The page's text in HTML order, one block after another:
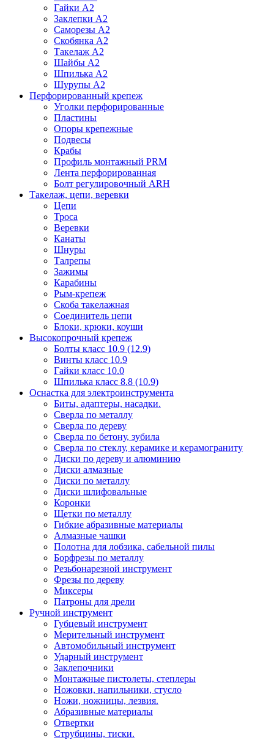
Гайки А2
Заклепки А2
Саморезы А2
Скобянка А2
Такелаж А2
Шайбы А2
Шпилька А2
Шурупы А2
Перфорированный крепеж
Уголки перфорированные
Пластины
Опоры крепежные
Подвесы
Крабы
Профиль монтажный PRM
Лента перфорированная
Болт регулировочный ARH
Такелаж, цепи, веревки
Цепи
Троса
Веревки
Канаты
Шнуры
Талрепы
Зажимы
Карабины
Рым-крепеж
Скоба такелажная
Соединитель цепи
Блоки, крюки, коуши
Высокопрочный крепеж
Болты класс 10.9 (12.9)
Винты класс 10.9
Гайки класс 10.0
Шпилька класс 8.8 (10.9)
Оснастка для электроинструмента
Биты, адаптеры, насадки.
Сверла по металлу
Сверла по дереву
Сверла по бетону, зубила
Сверла по стеклу, керамике и керамограниту
Диски по дереву и алюминию
Диски алмазные
Диски по металлу
Диски шлифовальные
Коронки
Щетки по металлу
Гибкие абразивные материалы
Алмазные чашки
Полотна для лобзика, сабельной пилы
Борфрезы по металлу
Резьбонарезной инструмент
Фрезы по дереву
Миксеры
Патроны для дрели
Ручной инструмент
Губцевый инструмент
Мерительный инструмент
Автомобильный инструмент
Ударный инструмент
Заклепочники
Монтажные пистолеты, степлеры
Ножовки, напильники, стусло
Ножи, ножницы, лезвия.
Абразивные материалы
Отвертки
Cтрубцины, тиски.